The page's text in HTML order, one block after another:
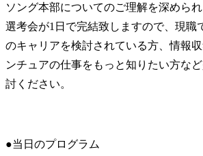
ソング本部についてのご理解を深めら
選考会が1日で完結致しますので、現職
のキャリアを検討されている方、情報
ンチュアの仕事をもっと知りたい方な
討ください。
●当日のプログラム